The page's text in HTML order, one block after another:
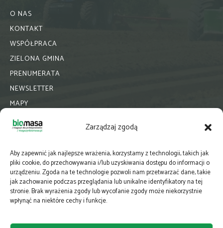
Zarządzaj zgodą
Aby zapewnić jak najlepsze wrażenia, korzystamy z technologii, takich jak
pliki cookie, do przechowywania i/lub uzyskiwania dostępu do informacji o
urządzeniu. Zgoda na te technologie pozwoli nam przetwarzać dane, takie
jak zachowanie podczas przeglądania lub unikalne identyfikatory na tej
stronie. Brak wyrażenia zgody lub wycofanie zgody może niekorzystnie
wpłynąć na niektóre cechy i funkcje.
O NAS
KONTAKT
WSPÓŁPRACA
ZIELONA GMINA
PRENUMERATA
NEWSLETTER
MAPY
E-WYDANIE
KATALOGI BRANŻOWE
POLITYKA PRYWATNOŚCI